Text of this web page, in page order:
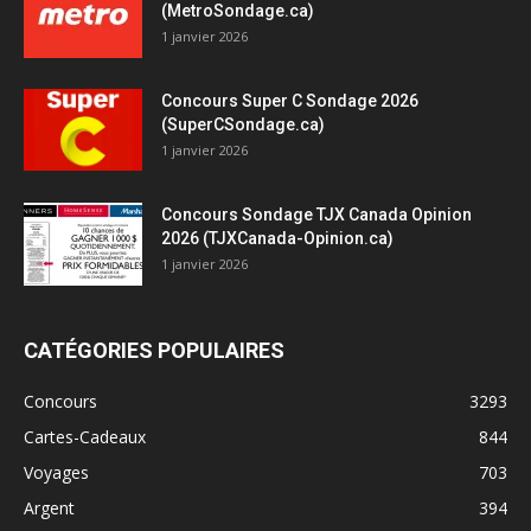
(MetroSondage.ca)
1 janvier 2026
Concours Super C Sondage 2026
(SuperCSondage.ca)
1 janvier 2026
Concours Sondage TJX Canada Opinion
2026 (TJXCanada-Opinion.ca)
1 janvier 2026
CATÉGORIES POPULAIRES
Concours
3293
Cartes-Cadeaux
844
Voyages
703
Argent
394